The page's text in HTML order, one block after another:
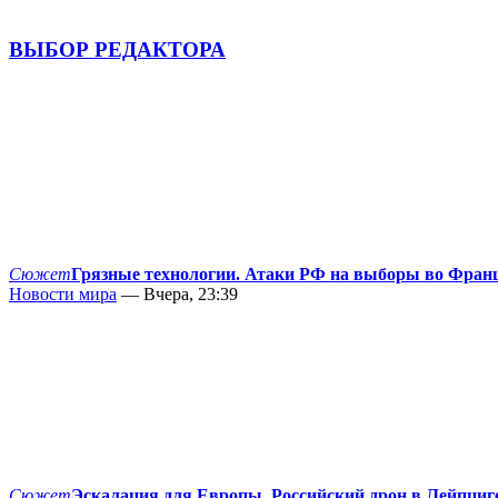
ВЫБОР РЕДАКТОРА
СюжетГрязные технологии. Атаки РФ на выборы во
Новости мира — Вчера, 23:39